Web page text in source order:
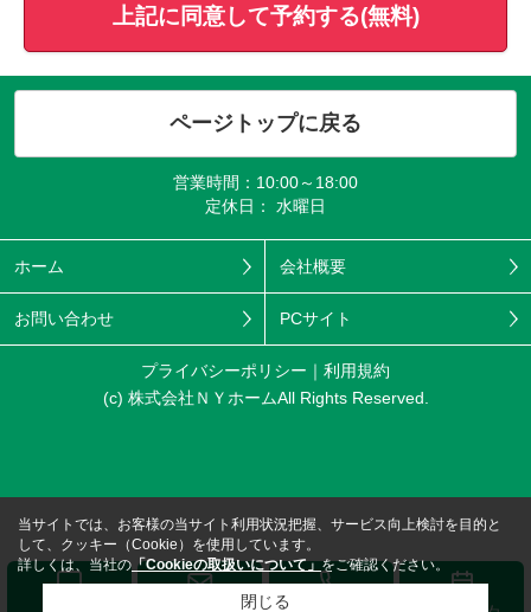
上記に同意して予約する(無料)
ページトップに戻る
営業時間：10:00～18:00
定休日： 水曜日
ホーム 会社概要
お問い合わせ PCサイト
プライバシーポリシー
利用規約
(c) 株式会社ＮＹホームAll Rights Reserved.
当サイトでは、お客様の当サイト利用状況把握、サービス向上検討を目的と
して、クッキー（Cookie）を使用しています。
詳しくは、当社の 「Cookieの取扱いについて」をご確認ください。
閉じる